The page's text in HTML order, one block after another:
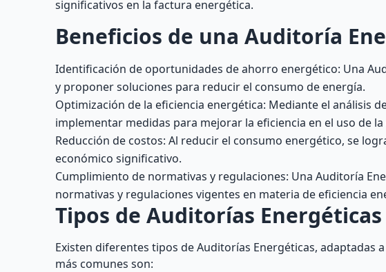
significativos en la factura energética.
Beneficios de una Auditoría
Identificación de oportunidades de ahorro energético: Una
y proponer soluciones para reducir el consumo de energía.
Optimización de la eficiencia energética: Mediante el análisis
implementar medidas para mejorar la eficiencia en el uso de la
Reducción de costos: Al reducir el consumo energético, se
económico significativo.
Cumplimiento de normativas y regulaciones: Una Auditoría
normativas y regulaciones vigentes en materia de eficiencia
Tipos de Auditorías Energéticas
Existen diferentes tipos de Auditorías Energéticas, adaptadas
más comunes son: